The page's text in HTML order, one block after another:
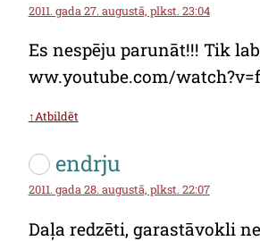
2011. gada 27. augustā, plkst. 23:04
Es nespēju parunāt!!! Tik
ww.youtube.com/
↑Atbildēt
endrju
2011. gada 28. augustā, plkst. 22:07
Daļa redzēti, garastāvokli